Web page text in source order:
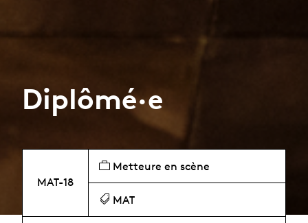
Diplômé·e
MAT-18
Metteure en scène
MAT